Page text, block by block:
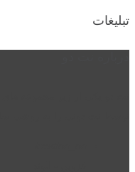
تبلیغات